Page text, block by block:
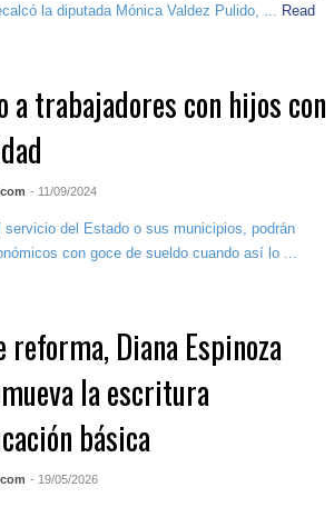
la diputada Mónica Valdez Pulido, ... Read
a trabajadores con hijos con
- 11/09/2024
servicio del Estado o sus municipios, podrán
con goce de sueldo cuando así lo ...
reforma, Diana Espinoza
la escritura
básica
- 19/05/2026